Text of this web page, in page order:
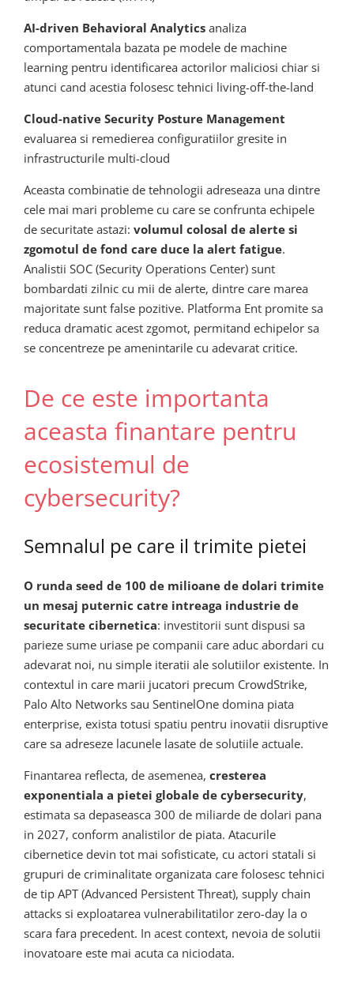
AI-driven Behavioral Analytics analiza
comportamentala bazata pe modele de machine
learning pentru identificarea actorilor maliciosi chiar si
atunci cand acestia folosesc tehnici living-off-the-land
Cloud-native Security Posture Management
evaluarea si remedierea configuratiilor gresite in
infrastructurile multi-cloud
Aceasta combinatie de tehnologii adreseaza una dintre
cele mai mari probleme cu care se confrunta echipele
de securitate astazi: volumul colosal de alerte si
zgomotul de fond care duce la alert fatigue.
Analistii SOC (Security Operations Center) sunt
bombardati zilnic cu mii de alerte, dintre care marea
majoritate sunt false pozitive. Platforma Ent promite sa
reduca dramatic acest zgomot, permitand echipelor sa
se concentreze pe amenintarile cu adevarat critice.
De ce este importanta
aceasta finantare pentru
ecosistemul de
cybersecurity?
Semnalul pe care il trimite pietei
O runda seed de 100 de milioane de dolari trimite
un mesaj puternic catre intreaga industrie de
securitate cibernetica: investitorii sunt dispusi sa
parieze sume uriase pe companii care aduc abordari cu
adevarat noi, nu simple iteratii ale solutiilor existente. In
contextul in care marii jucatori precum CrowdStrike,
Palo Alto Networks sau SentinelOne domina piata
enterprise, exista totusi spatiu pentru inovatii disruptive
care sa adreseze lacunele lasate de solutiile actuale.
Finantarea reflecta, de asemenea, cresterea
exponentiala a pietei globale de cybersecurity,
estimata sa depaseasca 300 de miliarde de dolari pana
in 2027, conform analistilor de piata. Atacurile
cibernetice devin tot mai sofisticate, cu actori statali si
grupuri de criminalitate organizata care folosesc tehnici
de tip APT (Advanced Persistent Threat), supply chain
attacks si exploatarea vulnerabilitatilor zero-day la o
scara fara precedent. In acest context, nevoia de solutii
inovatoare este mai acuta ca niciodata.